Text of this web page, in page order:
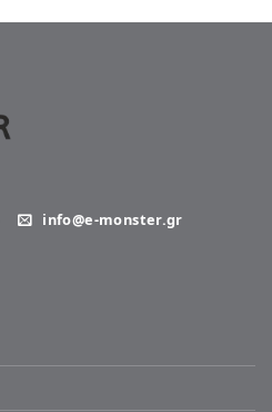
info@e-monster.gr